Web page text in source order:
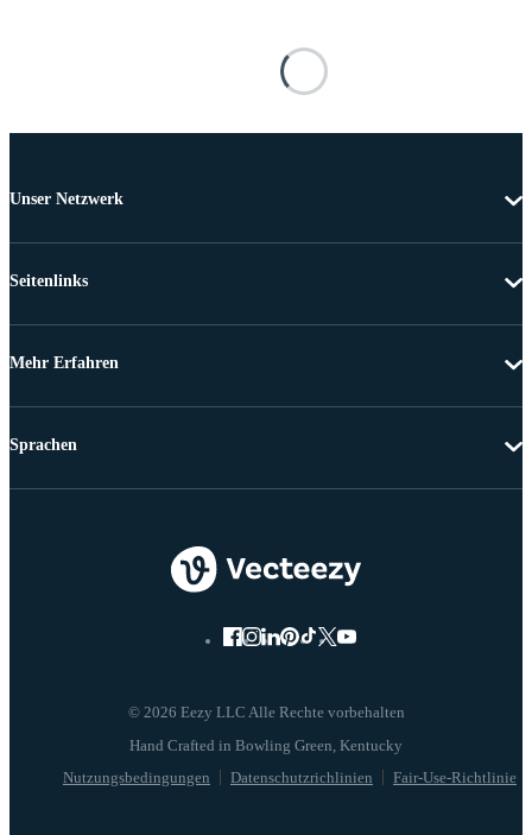
Unser Netzwerk
Seitenlinks
Mehr Erfahren
© 2026 Eezy LLC Alle Rechte vorbehalten
Nutzungsbedingungen Datenschutzrichlinien Fair-Use-Richtlinie
Sprachen